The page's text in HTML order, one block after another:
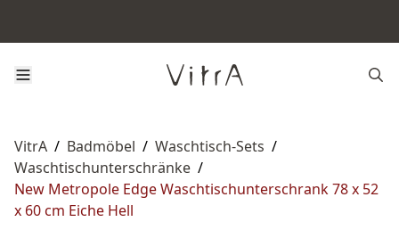
VitrA / Badmöbel / Waschtisch-Sets /
Waschtischunterschränke /
New Metropole Edge Waschtischunterschrank 78 x 52
x 60 cm Eiche Hell